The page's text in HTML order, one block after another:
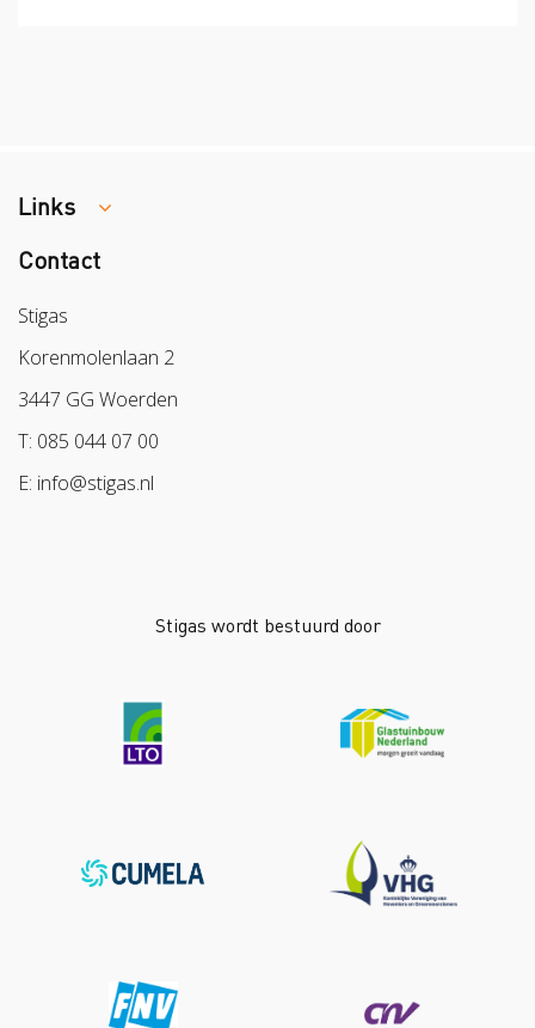
Links
Colland
Sazas
BPL
Arbeidsmarkt
Contact
Stigas
Korenmolenlaan 2
3447 GG Woerden
T: 085 044 07 00
E: info@stigas.nl
Stigas wordt bestuurd door